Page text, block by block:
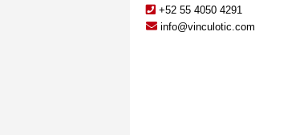
+52 55 4050 4291
info@vinculotic.com